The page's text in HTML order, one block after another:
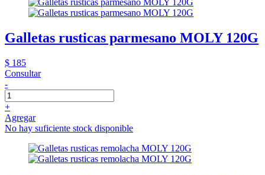
Galletas rusticas parmesano MOLY 120G
$ 185
Consultar
-
+
Agregar
No hay suficiente stock disponible